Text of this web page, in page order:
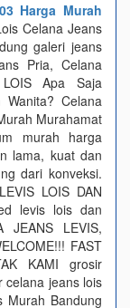
Harga Murah
Celana Jeans
galeri jeans
Pria, Celana
Apa Saja
Celana
Murahamat
murah harga
lama, kuat dan
dari konveksi.
LOIS DAN
levis lois dan
JEANS LEVIS,
FAST
KAMI grosir
celana jeans lois
Murah Bandung